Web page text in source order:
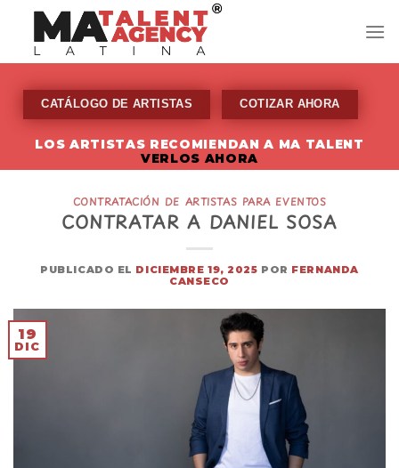
content
CATÁLOGO DE ARTISTAS COTIZAR AHORA
LOS ARTISTAS RECOMIENDAN A MA TALENT
VERLOS AHORA
CONTRATACIÓN DE ARTISTAS PARA EVENTOS
CONTRATAR A DANIEL SOSA
PUBLICADO EL DICIEMBRE 19, 2025 POR FERNANDA
CANSECO
19
DIC